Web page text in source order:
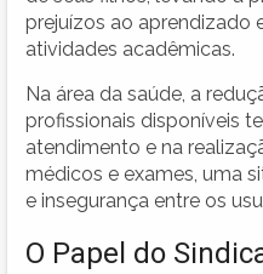
prejuízos ao aprendizado
atividades acadêmicas.
Na área da saúde, a
profissionais disponíveis
atendimento e na
médicos e exames, uma
e insegurança entre os
O Papel do